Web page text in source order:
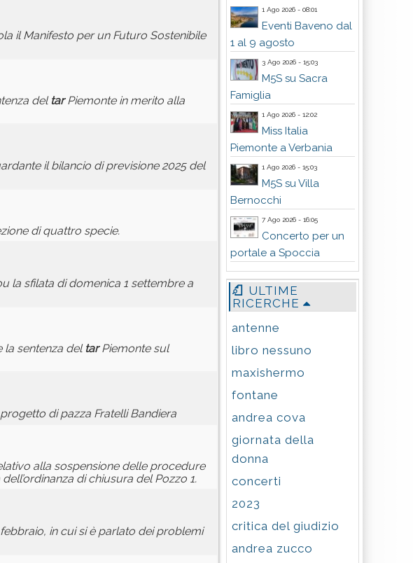
il Manifesto per un Futuro Sostenibile
del tarPiemonte in merito alla
il bilancio di previsione 2025 del
di quattro specie.
la sfilata di domenica 1 settembre a
la sentenza del tarPiemonte sul
di pazza Fratelli Bandiera
alla sospensione delle procedure
di chiusura del Pozzo 1.
in cui si è parlato dei problemi
1 Ago 2026 - 08:01
Eventi Baveno dal
1 al 9 agosto
3 Ago 2026 - 15:03
M5S su Sacra
Famiglia
1 Ago 2026 - 12:02
Miss Italia
Piemonte a Verbania
1 Ago 2026 - 15:03
M5S su Villa
Bernocchi
7 Ago 2026 - 16:05
Concerto per un
portale a Spoccia
ULTIME
RICERCHE
antenne
libro nessuno
maxishermo
fontane
andrea cova
giornata della
donna
concerti
2023
critica del giudizio
andrea zucco